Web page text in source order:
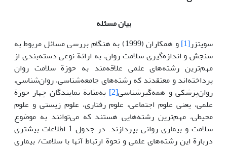
بیان مسئله
سویتزر[1]
و همکاران (1999) به هنگام بررسی مسائل مربوط به
سنجش و اندازه‌گیری سلامت روان، به ارائة نوعی دسته‌بندی از
مهم‌ترین رشته‌های علمی علاقه‌مند به حوزة سلامت روان
پرداخته‌اند و معتقدند که رشته‌های جامعه‌شناسی، روان‌شناسی،
روان‌پزشکی و همه‌گیرشناسی[2]
به‌مثابة نمایندگان چهار حوزة
علمی، یعنی علوم اجتماعی، علوم رفتاری، علوم زیستی و علوم
محیطی، مهم‌ترین رشته‌هایی هستند که می‌توانند به موضوع
سلامت و بیماری روانی بپردازند. در جدول 1 اطلاعات بیشتری
دربارة این رشته‌های علمی و نحوة ارتباط آنها با سلامت/ بیماری